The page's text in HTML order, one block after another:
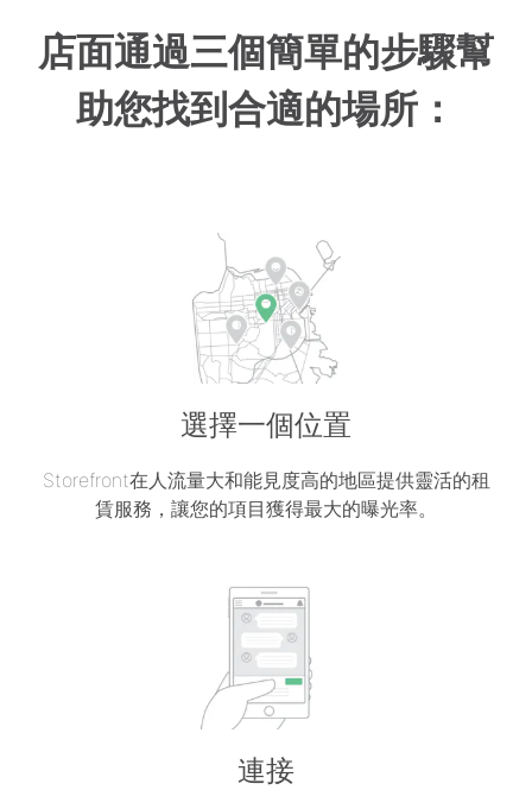
店面通過三個簡單的步驟幫
助您找到合適的場所：
選擇一個位置
Storefront在人流量大和能見度高的地區提供靈活的租
賃服務，讓您的項目獲得最大的曝光率。
連接